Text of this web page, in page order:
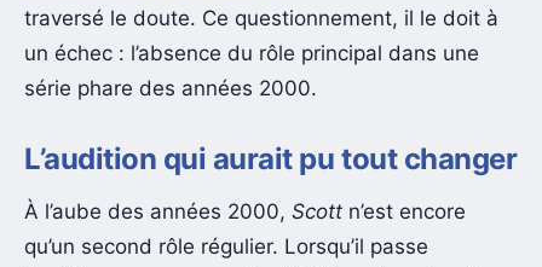
traversé le doute. Ce questionnement, il le doit à
un échec : l’absence du rôle principal dans une
série phare des années 2000.
L’audition qui aurait pu tout changer
À l’aube des années 2000, Scott n’est encore
qu’un second rôle régulier. Lorsqu’il passe